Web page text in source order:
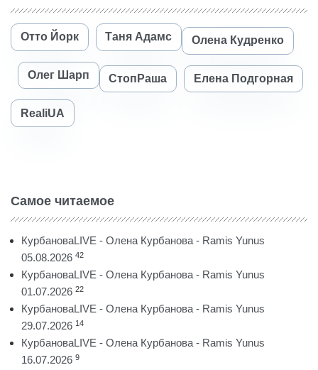
Отто Йорк Таня Адамс Олена Кудренко
Олег Шарп СтопРаша Елена Подгорная
RealiUA
Самое читаемое
КурбановаLIVE - Олена Курбанова - Ramis Yunus
05.08.2026 42
КурбановаLIVE - Олена Курбанова - Ramis Yunus
01.07.2026 22
КурбановаLIVE - Олена Курбанова - Ramis Yunus
29.07.2026 14
КурбановаLIVE - Олена Курбанова - Ramis Yunus
16.07.2026 9